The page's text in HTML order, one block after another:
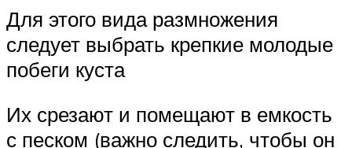
Для этого вида размножения
следует выбрать крепкие молодые
побеги куста
Их срезают и помещают в емкость
с песком (важно следить, чтобы он